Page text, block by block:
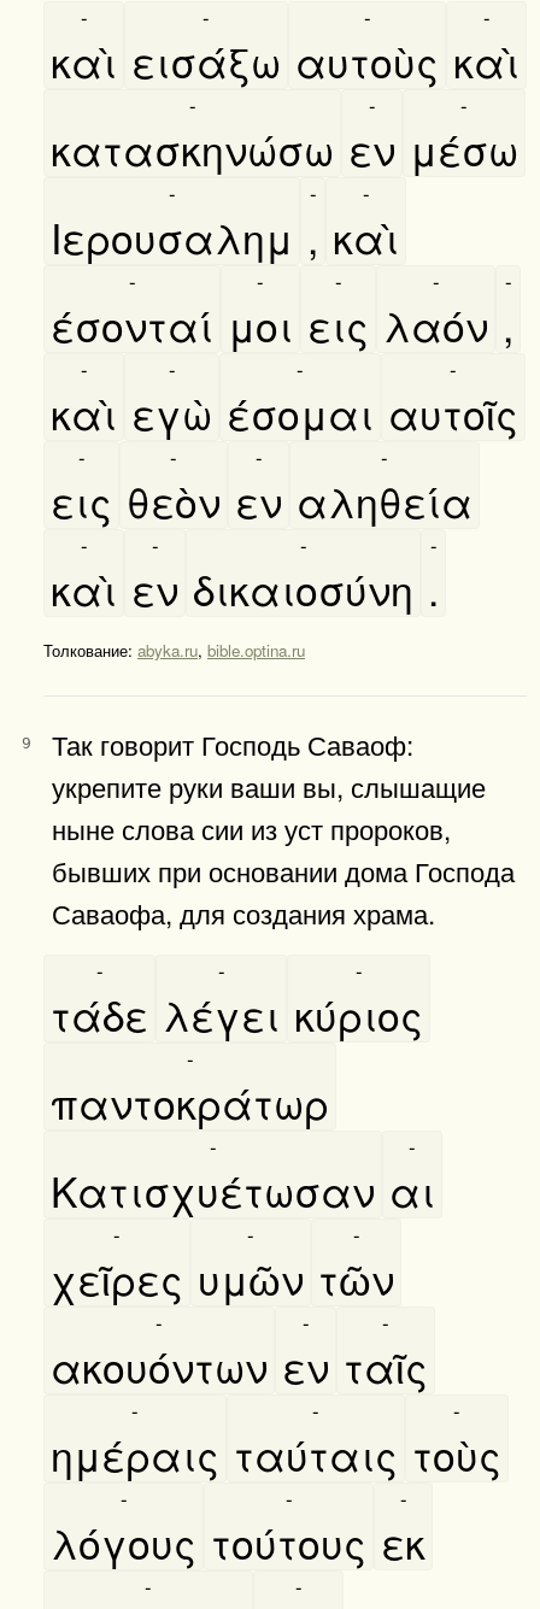
καὶ
-
εισάξω
-
αυτοὺς
-
καὶ
-
κατασκηνώσω
-
εν
-
μέσω
-
Ιερουσαλημ
-
,
-
καὶ
-
έσονταί
-
μοι
-
εις
-
λαόν
-
,
-
καὶ
-
εγὼ
-
έσομαι
-
αυτοῖς
-
εις
-
θεὸν
-
εν
-
αληθεία
-
καὶ
-
εν
-
δικαιοσύνη
-
.
-
Толкование: abyka.ru, bible.optina.ru
9
Так говорит Господь Саваоф:
укрепите руки ваши вы, слышащие
ныне слова сии из уст пророков,
бывших при основании дома Господа
Саваофа, для создания храма.
τάδε
-
λέγει
-
κύριος
-
παντοκράτωρ
-
Κατισχυέτωσαν
-
αι
-
χεῖρες
-
υμῶν
-
τῶν
-
ακουόντων
-
εν
-
ταῖς
-
ημέραις
-
ταύταις
-
τοὺς
-
λόγους
-
τούτους
-
εκ
-
- -